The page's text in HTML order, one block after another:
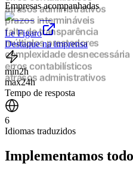
erros contabilísticos
atrasos administrativos
prazos intermináveis
falta de transparência
múltiplos prestadores
complexidade desnecessária
erros contabilísticos
atrasos administrativos
prazos intermináveis
falta de transparência
múltiplos prestadores
complexidade desnecessária
atrasos administrativos
Empresas acompanhadas
Le Figaro
Destaque na imprensa
min2h
max24h
Tempo de resposta
6
Idiomas traduzidos
Implementamos